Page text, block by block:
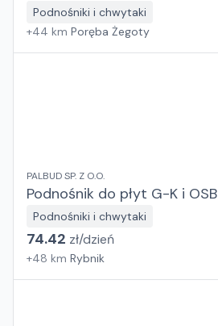
Podnośniki i chwytaki
+44 km Poręba Żegoty
PALBUD SP. Z O.O.
Podnośnik do płyt G-K i OSB
Podnośniki i chwytaki
74.42 zł/dzień
+48 km Rybnik